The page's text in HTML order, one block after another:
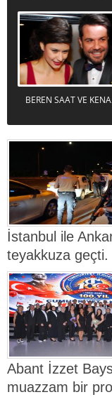
BEREN SAAT VE
İstanbul ile
teyakkuza geçti.
Abant İzzet
muazzam bir